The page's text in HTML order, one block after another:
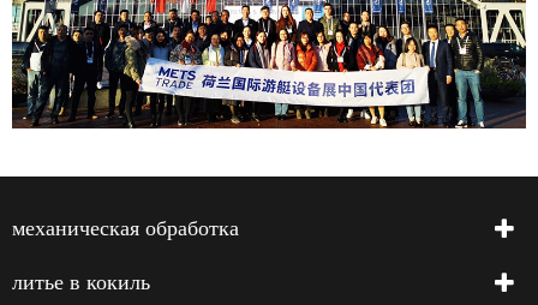
механическая обработка
литье в кокиль